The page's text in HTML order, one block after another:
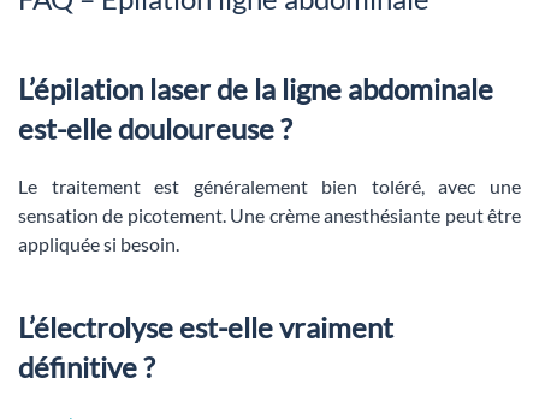
L’épilation laser de la ligne abdominale
est-elle douloureuse ?
Le traitement est généralement bien toléré, avec une
sensation de picotement. Une crème anesthésiante peut être
appliquée si besoin.
L’électrolyse est-elle vraiment
définitive ?